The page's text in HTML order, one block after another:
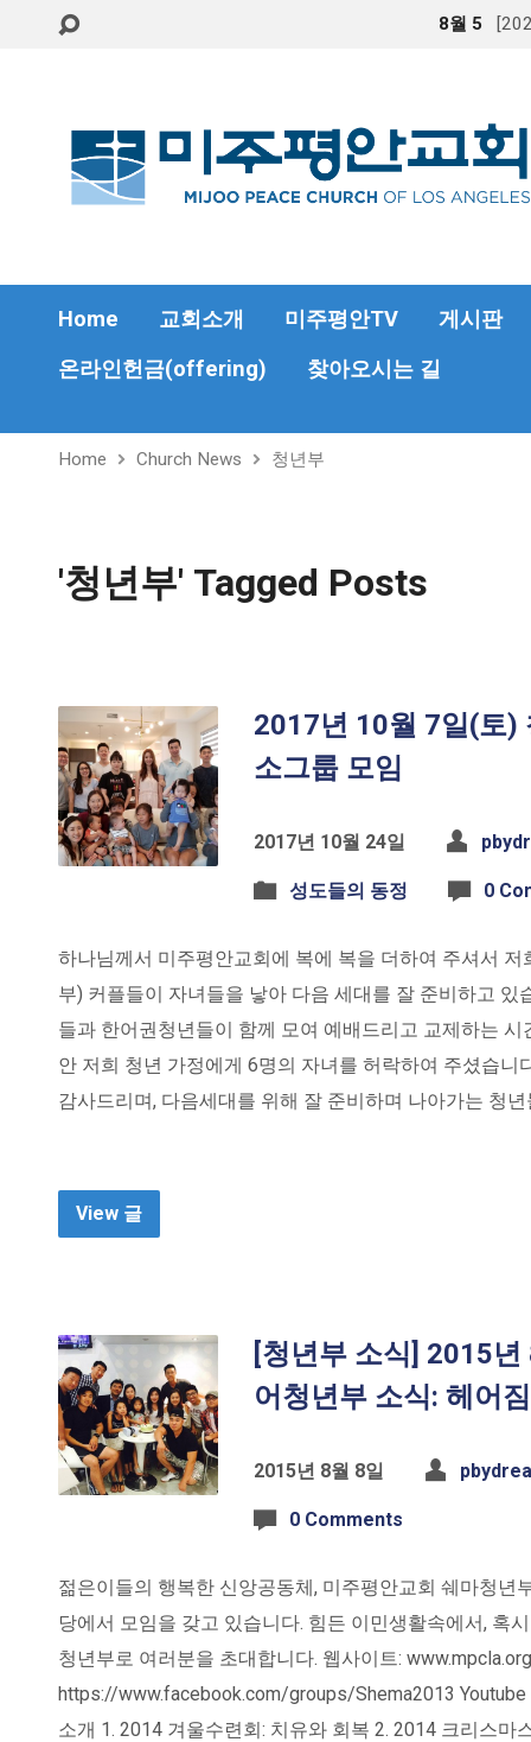
8월 5
Home 교회소개 미주평안TV
게시판
온라인헌금(offering)
찾아오시는 길
Home Church News 청년부
'청년부' Tagged Posts
2017년 10월 7일(토)
소그룹 모임
2017년 10월 24일
성도들의 동정 0
하나님께서 미주평안교회에 복에 복을 더하여 주셔서
부) 커플들이 자녀들을 낳아 다음 세대를 잘 준비하고 있
들과 한어권청년들이 함께 모여 예배드리고 교제하는
안 저희 청년 가정에게 6명의 자녀를 허락하여 주셨습니
감사드리며, 다음세대를 위해 잘 준비하며 나아가는 청
View 글
[청년부 소식] 2015
어청년부 소식: 헤어
2015년 8월 8일
0 Comments
젊은이들의 행복한 신앙공동체, 미주평안교회 쉐마청년
당에서 모임을 갖고 있습니다. 힘든 이민생활속에서, 혹
청년부로 여러분을 초대합니다. 웹사이트: www.mpcla.org
https://www.facebook.com/groups/Shema2013
소개 1. 2014 겨울수련회: 치유와 회복 2. 2014 크리스마